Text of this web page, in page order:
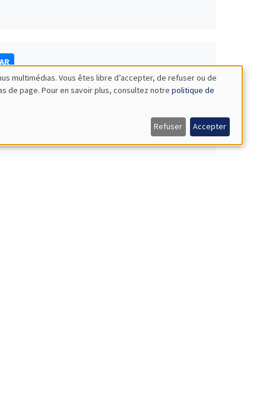
multimédias. Vous êtes libre d’accepter, de refuser ou de
de page. Pour en savoir plus, consultez notre politique de
Refuser Accepter